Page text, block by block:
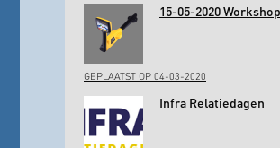
15-05-2020
GEPLAATST OP 04-03-2020
Infra Relatiedagen